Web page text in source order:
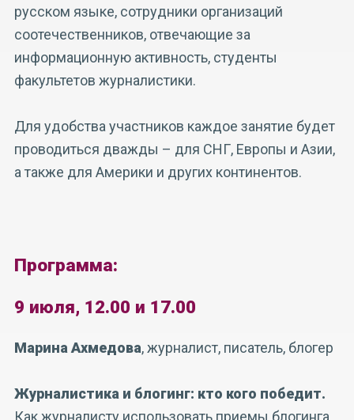
русском языке, сотрудники организаций
соотечественников, отвечающие за
информационную активность, студенты
факультетов журналистики.
Для удобства участников каждое занятие будет
проводиться дважды – для СНГ, Европы и Азии,
а также для Америки и других континентов.
Программа:
9 июля, 12.00 и 17.00
Марина Ахмедова, журналист, писатель, блогер
Журналистика и блогинг: кто кого победит.
Как журналисту использовать приемы блогинга,